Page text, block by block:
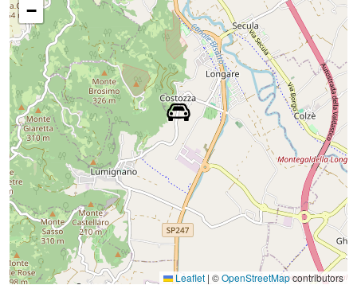
−
Leaflet | ©OpenStreetMapcontributors